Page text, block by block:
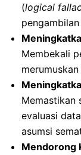
(logical
Membekali
Memastikan
evaluasi
asumsi
Mendorong